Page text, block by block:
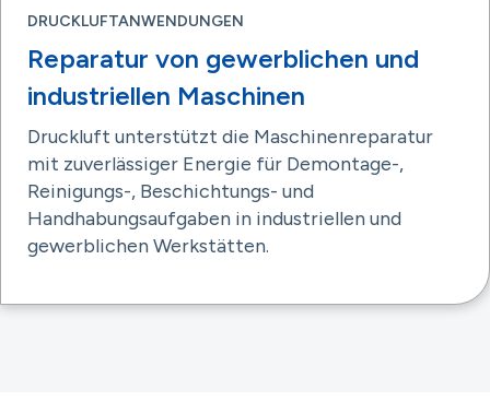
DRUCKLUFTANWENDUNGEN
Reparatur von gewerblichen und
industriellen Maschinen
Druckluft unterstützt die Maschinenreparatur
mit zuverlässiger Energie für Demontage-,
Reinigungs-, Beschichtungs- und
Handhabungsaufgaben in industriellen und
gewerblichen Werkstätten.